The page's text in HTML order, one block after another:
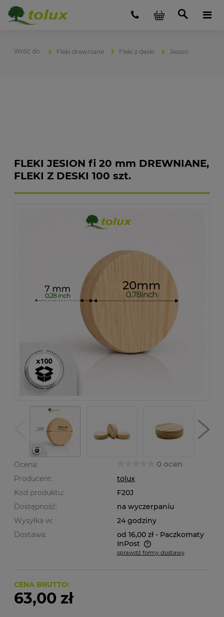
Fleki drewniane Fleki z deski Jesion
FLEKI JESION fi 20 mm DREWNIANE,
FLEKI Z DESKI 100 szt.
Ocena: 0 ocen
Producent:
tolux
Kod produktu:
F20J
Dostępność:
na wyczerpaniu
Wysyłka w:
24 godziny
Dostawa:
od 16,00 zł - Paczkomaty
InPost
Cena nie zawiera ewentualnych kosztów płatności
sprawdź formy dostawy
CENA BRUTTO:
63,00 zł